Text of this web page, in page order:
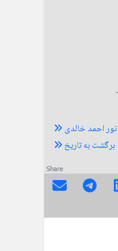
نور احمد خالدی
برگشت به تاریخ
Share